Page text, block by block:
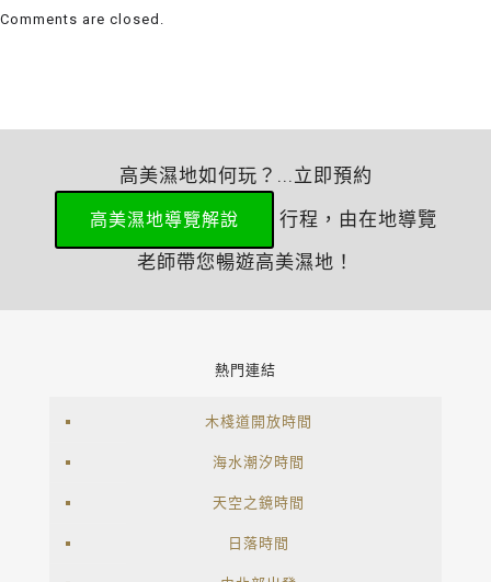
Comments are closed.
高美濕地如何玩？...立即預約
高美濕地導覽解說
行程，由在地導覽
老師帶您暢遊高美濕地！
熱門連結
木棧道開放時間
海水潮汐時間
天空之鏡時間
日落時間